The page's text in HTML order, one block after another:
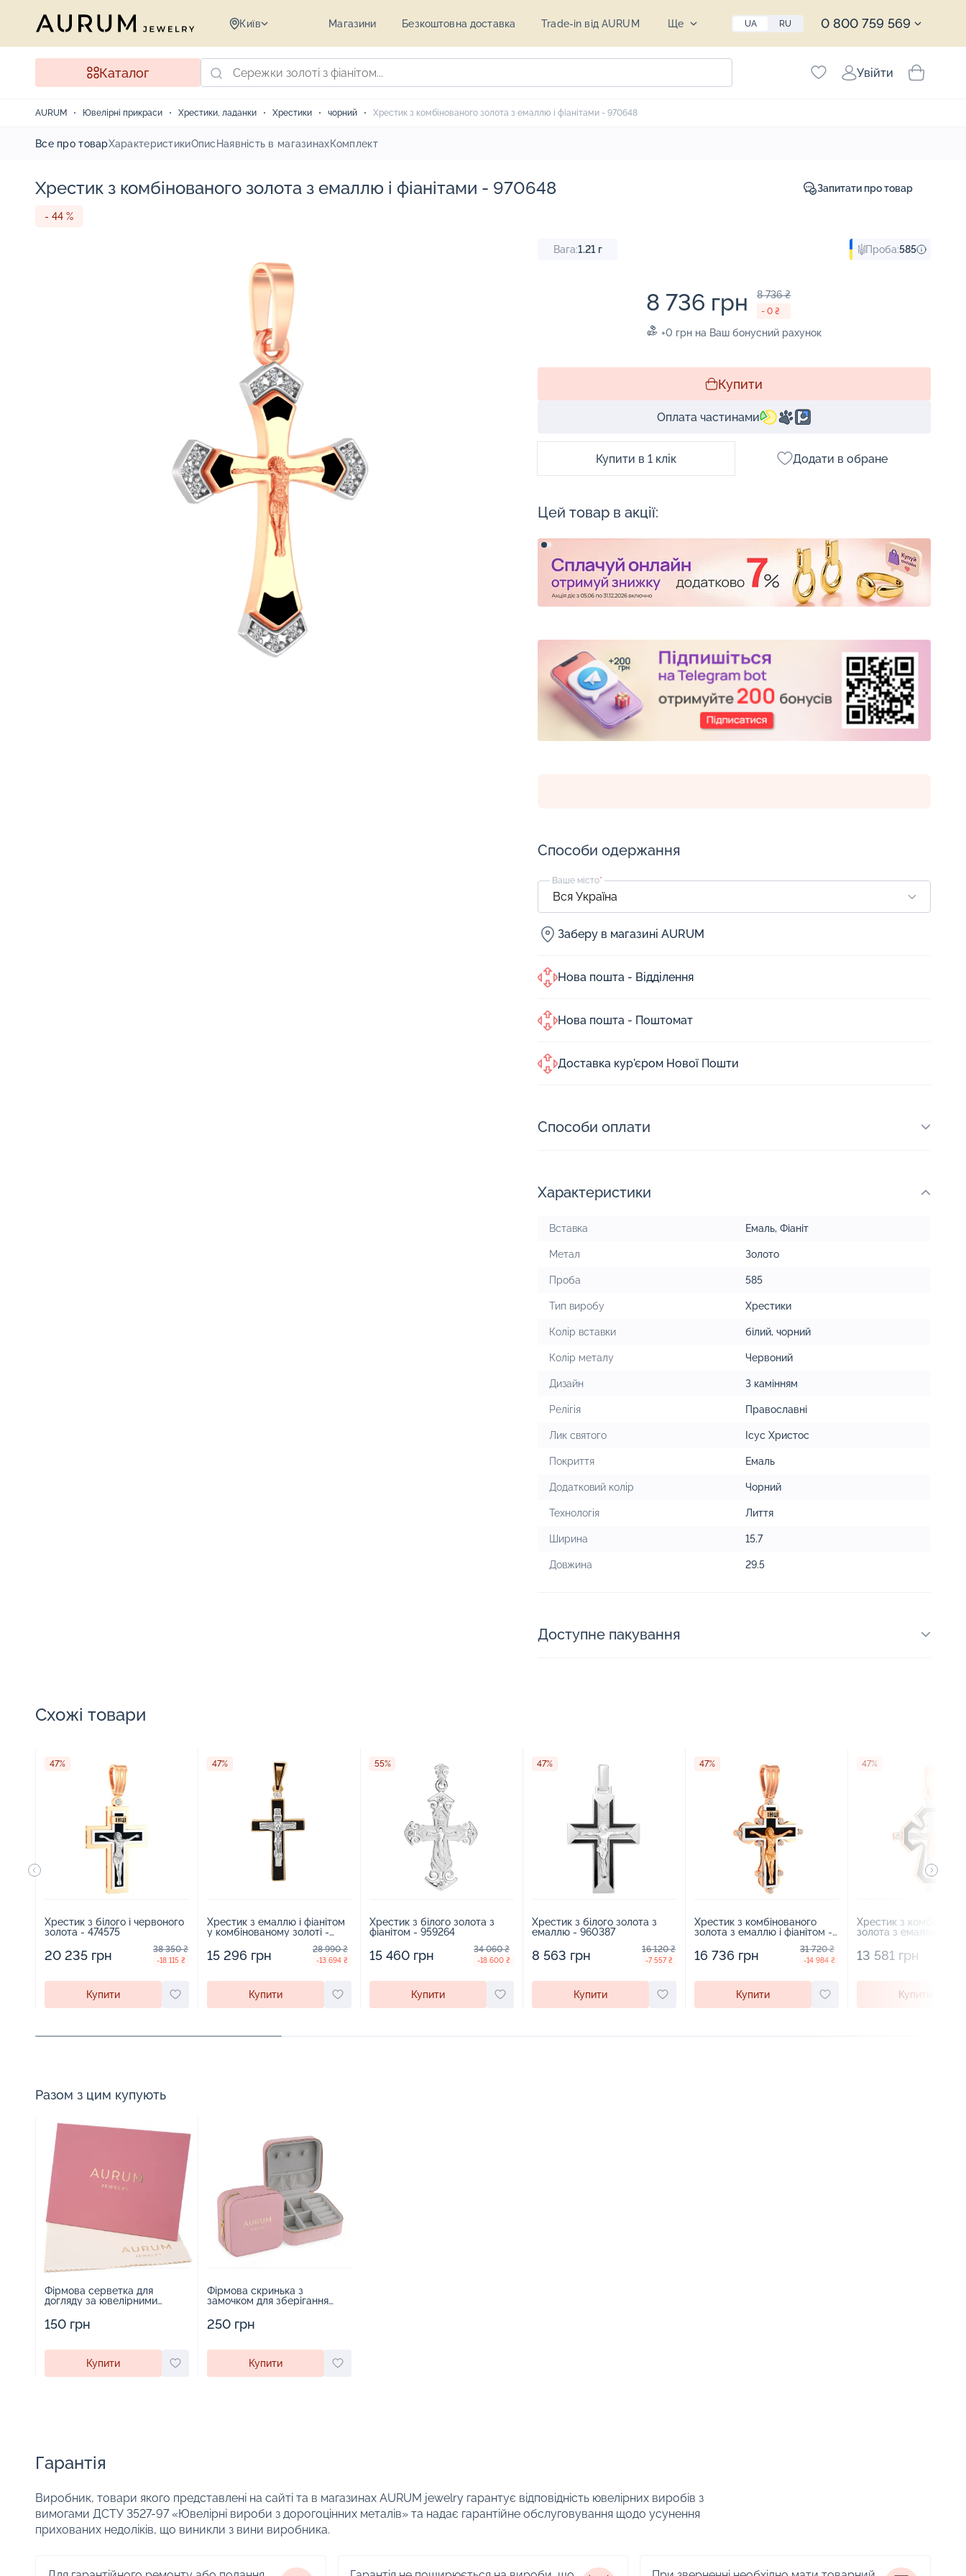
Київ Магазини Безкоштовна доставка Trade-in від AURUM Ще UA RU 0 800 759 569
Каталог Увійти
AURUM Ювелірні прикраси Хрестики, ладанки Хрестики чорний Хрестик з комбінованого золота з емаллю і фіанітами - 970648
Все про товарХарактеристикиОпис Наявність в магазинахКомплект
Хрестик з комбінованого золота з емаллю і фіанітами - 970648
- 44 %
Запитати про товар
Вага:1.21 г Проба:585
8 736 грн 8 736 ₴
- 0 ₴
+0 грн на Ваш бонусний рахунок
Купити
Оплата частинами
Купити в 1 клік Додати в обране
Цей товар в акції:
Способи одержання
Ваше місто*
Заберу в магазині AURUM
Нова пошта - Відділення
Нова пошта - Поштомат
Доставка кур'єром Нової Пошти
Способи оплати
Характеристики
Вставка Емаль, Фіаніт
Метал Золото
Проба 585
Тип виробу Хрестики
Колір вставки білий, чорний
Колір металу Червоний
Дизайн З камінням
Релігія Православні
Лик святого Ісус Христос
Покриття Емаль
Додатковий колір Чорний
Технологія Лиття
Ширина 15.7
Довжина 29.5
Доступне пакування
Схожі товари
47%
Хрестик з білого і червоного
золота - 474575
20 235 грн 38 350 ₴
-18 115 ₴
Купити
47%
Хрестик з емаллю і фіанітом
у комбінованому золоті -
15 296 грн 28 990 ₴
-13 694 ₴
Купити
55%
Хрестик з білого золота з
фіанітом - 959264
15 460 грн 34 060 ₴
-18 600 ₴
Купити
47%
Хрестик з білого золота з
емаллю - 960387
8 563 грн 16 120 ₴
-7 557 ₴
Купити
47%
Хрестик з комбінованого
золота з емаллю і фіанітом -
16 736 грн 31 720 ₴
-14 984 ₴
Купити
47%
Хрестик з
золота з емаллю і
13 581 грн
Купити
Разом з цим купують
Фірмова серветка для
догляду за ювелірними
150 грн
Купити
Фірмова скринька з
замочком для зберігання
250 грн
Купити
Гарантія
Виробник, товари якого представлені на сайті та в магазинах AURUM jewelry гарантує відповідність ювелірних виробів з
вимогами ДСТУ 3527-97 «Ювелірні вироби з дорогоцінних металів» та надає гарантійне обслуговування щодо усунення
прихованих недоліків, що виникли з вини виробника.